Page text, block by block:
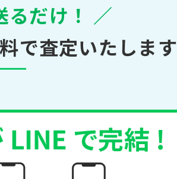
るだけ！ ／
で査定いたします